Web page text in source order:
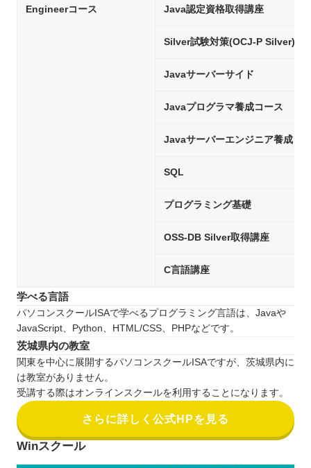
Engineerコース Java認定資格取得講座
Silver試験対策(OCJ-P Silver)
Javaサーバーサイド
Javaプログラマ養成コース
Javaサーバーエンジニア養成コ
SQL
プログラミング基礎
OSS-DB Silver取得講座
C言語講座
学べる言語
パソコンスクールISAで学べるプログラミング言語は、Javaや
JavaScript、Python、HTML/CSS、PHPなどです。
茨城県内の教室
関東を中心に展開するパソコンスクールISAですが、茨城県内に
は教室がありません。
受講する際はオンラインスクールを利用することになります。
さらに詳しく公式HPを見る
Winスクール